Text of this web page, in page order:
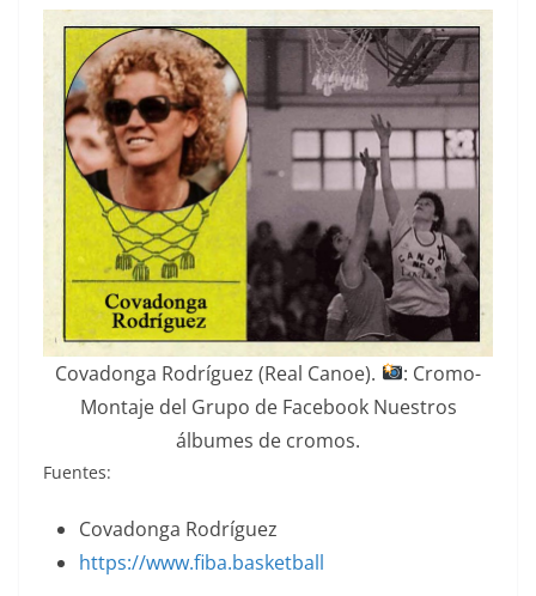
Covadonga Rodríguez (Real Canoe).
: Cromo-
Montaje del Grupo de Facebook Nuestros
álbumes de cromos.
Fuentes:
Covadonga Rodríguez
https://www.fiba.basketball